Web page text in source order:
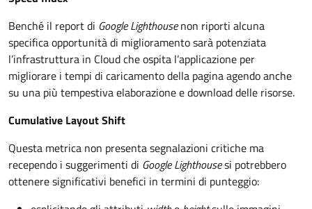
Benché il report di Google Lighthousenon riporti alcuna
specifica opportunità di miglioramento sarà potenziata
l’infrastruttura in Cloud che ospita l’applicazione per
migliorare i tempi di caricamento della pagina agendo anche
su una più tempestiva elaborazione e download delle risorse.
Cumulative Layout Shift
Questa metrica non presenta segnalazioni critiche ma
recependo i suggerimenti di Google Lighthousesi potrebbero
ottenere significativi benefici in termini di punteggio: